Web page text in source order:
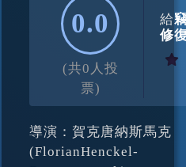
0.0
(共0人投
票)
給
修
導演：賀克唐納斯馬克
(FlorianHenckel-